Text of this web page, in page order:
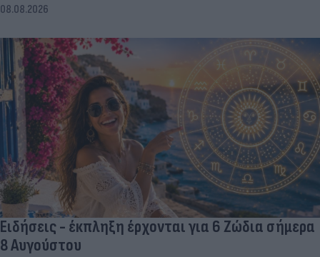
08.08.2026
Ειδήσεις - έκπληξη έρχονται για 6 Ζώδια σήμερα
8 Αυγούστου